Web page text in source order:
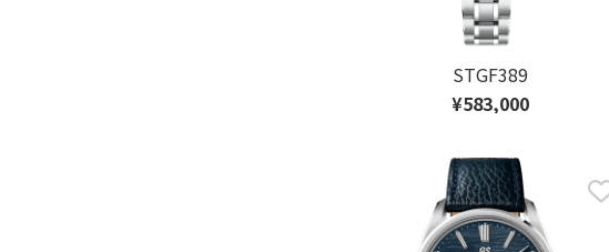
STGF389
¥583,000